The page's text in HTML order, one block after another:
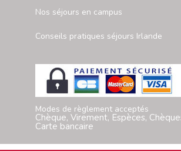
Nos séjours en campus
Conseils pratiques séjours Irlande
Modes de règlement acceptés
Chèque, Virement, Espèces,
Carte bancaire